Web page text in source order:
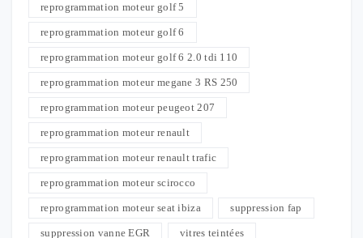
reprogrammation moteur golf 5
reprogrammation moteur golf 6
reprogrammation moteur golf 6 2.0 tdi 110
reprogrammation moteur megane 3 RS 250
reprogrammation moteur peugeot 207
reprogrammation moteur renault
reprogrammation moteur renault trafic
reprogrammation moteur scirocco
reprogrammation moteur seat ibiza suppression fap
suppression vanne EGR vitres teintées